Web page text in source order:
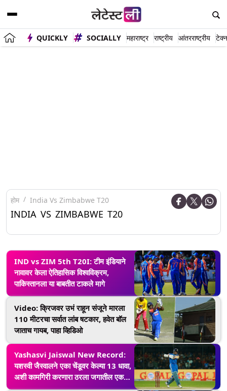
QUICKLY SOCIALLY महाराष्ट्र राष्ट्रीय आंतरराष्ट्रीय
होम India Vs Zimbabwe T20
INDIA VS ZIMBABWE T20
IND vs ZIM 5th T20I: टीम इंडियाने
नावावर केला ऐतिहासिक विश्वविक्रम,
पाकिस्तानला या बाबतीत टाकले मागे
Video: क्रिजवर उभं राहून संजूने मारला
110 मीटरचा सर्वात लांब षटकार, हवेत बॉल
जाताच गायब, पाहा व्हिडिओ
Yashasvi Jaiswal New Record:
यशस्वी जैस्वालने एका चेंडूवर केल्या 13 धावा,
अशी कामगिरी करणारा ठरला जगातील एकमेव
फलंदाज